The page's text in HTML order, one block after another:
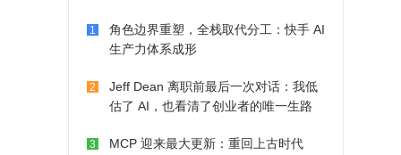
1
角色边界重塑，全栈取代分工：快手 AI
生产力体系成形
2
Jeff Dean 离职前最后一次对话：我低
估了 AI，也看清了创业者的唯一生路
3
MCP 迎来最大更新：重回上古时代